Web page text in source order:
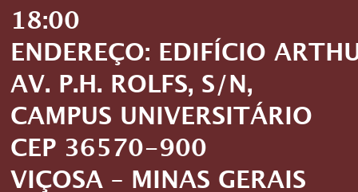
18:00
ENDEREÇO: EDIFÍCIO
AV. P.H. ROLFS, S/N,
CAMPUS UNIVERSITÁRIO
CEP 36570-900